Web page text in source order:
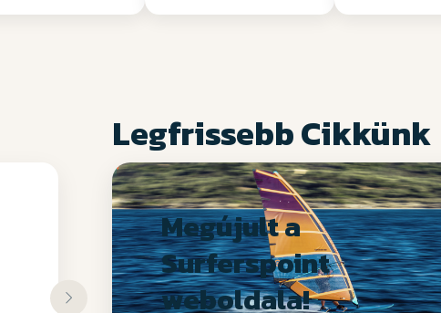
Legfrissebb Cikkünk
Megújult a
Surferspoint
weboldala!